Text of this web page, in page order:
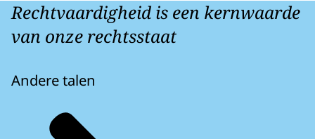
Rechtvaardigheid is een kernwaarde
van onze rechtsstaat
Andere talen